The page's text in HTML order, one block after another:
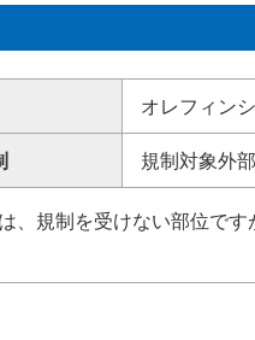
オレフィン
規制対象外
、規制を受けない部位